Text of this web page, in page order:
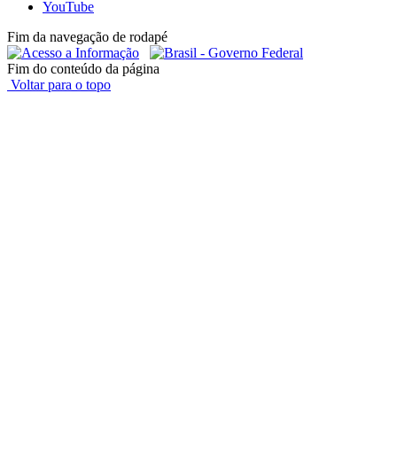
YouTube
Fim da navegação de rodapé
Fim do conteúdo da página
Voltar para o topo